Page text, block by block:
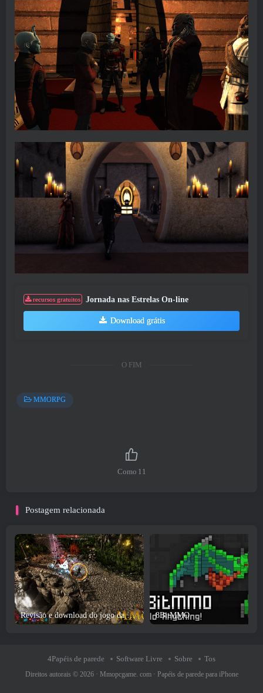
recursos gratuitos Jornada nas Estrelas On-line
Download grátis
O FIM
MMORPG
Como 11
Postagem relacionada
Revisão e download do jogo da última época 8BitMMO
4Papéis de parede Software Livre Sobre Tos
Direitos autorais © 2026 · Mmopcgame. com· Papéis de parede para iPhone